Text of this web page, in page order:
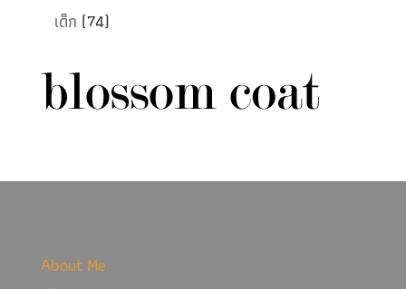
เด็ก (74)
About Me